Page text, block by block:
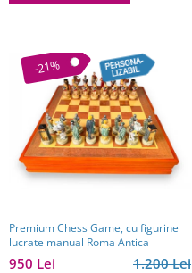
-21%
Premium Chess Game, cu figurine
lucrate manual Roma Antica
1.200 Lei
950 Lei